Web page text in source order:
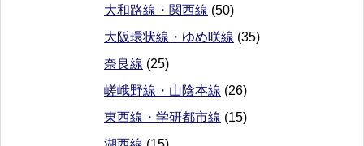
大和路線・関西線 (50)
大阪環状線・ゆめ咲線 (35)
奈良線 (25)
嵯峨野線・山陰本線 (26)
東西線・学研都市線 (15)